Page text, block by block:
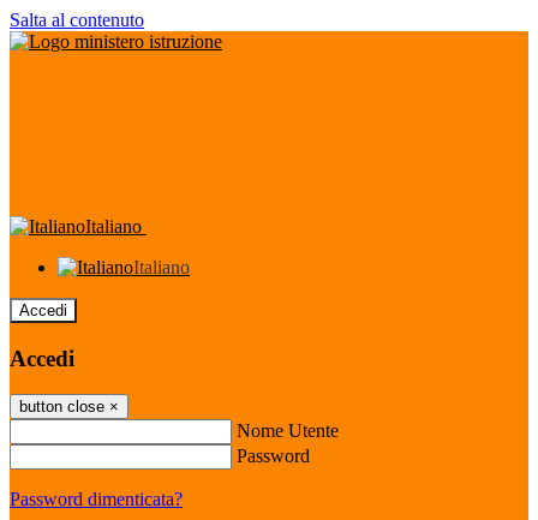
Salta al contenuto
Italiano
Italiano
Accedi
Accedi
button close ×
Nome Utente
Password
Password dimenticata?